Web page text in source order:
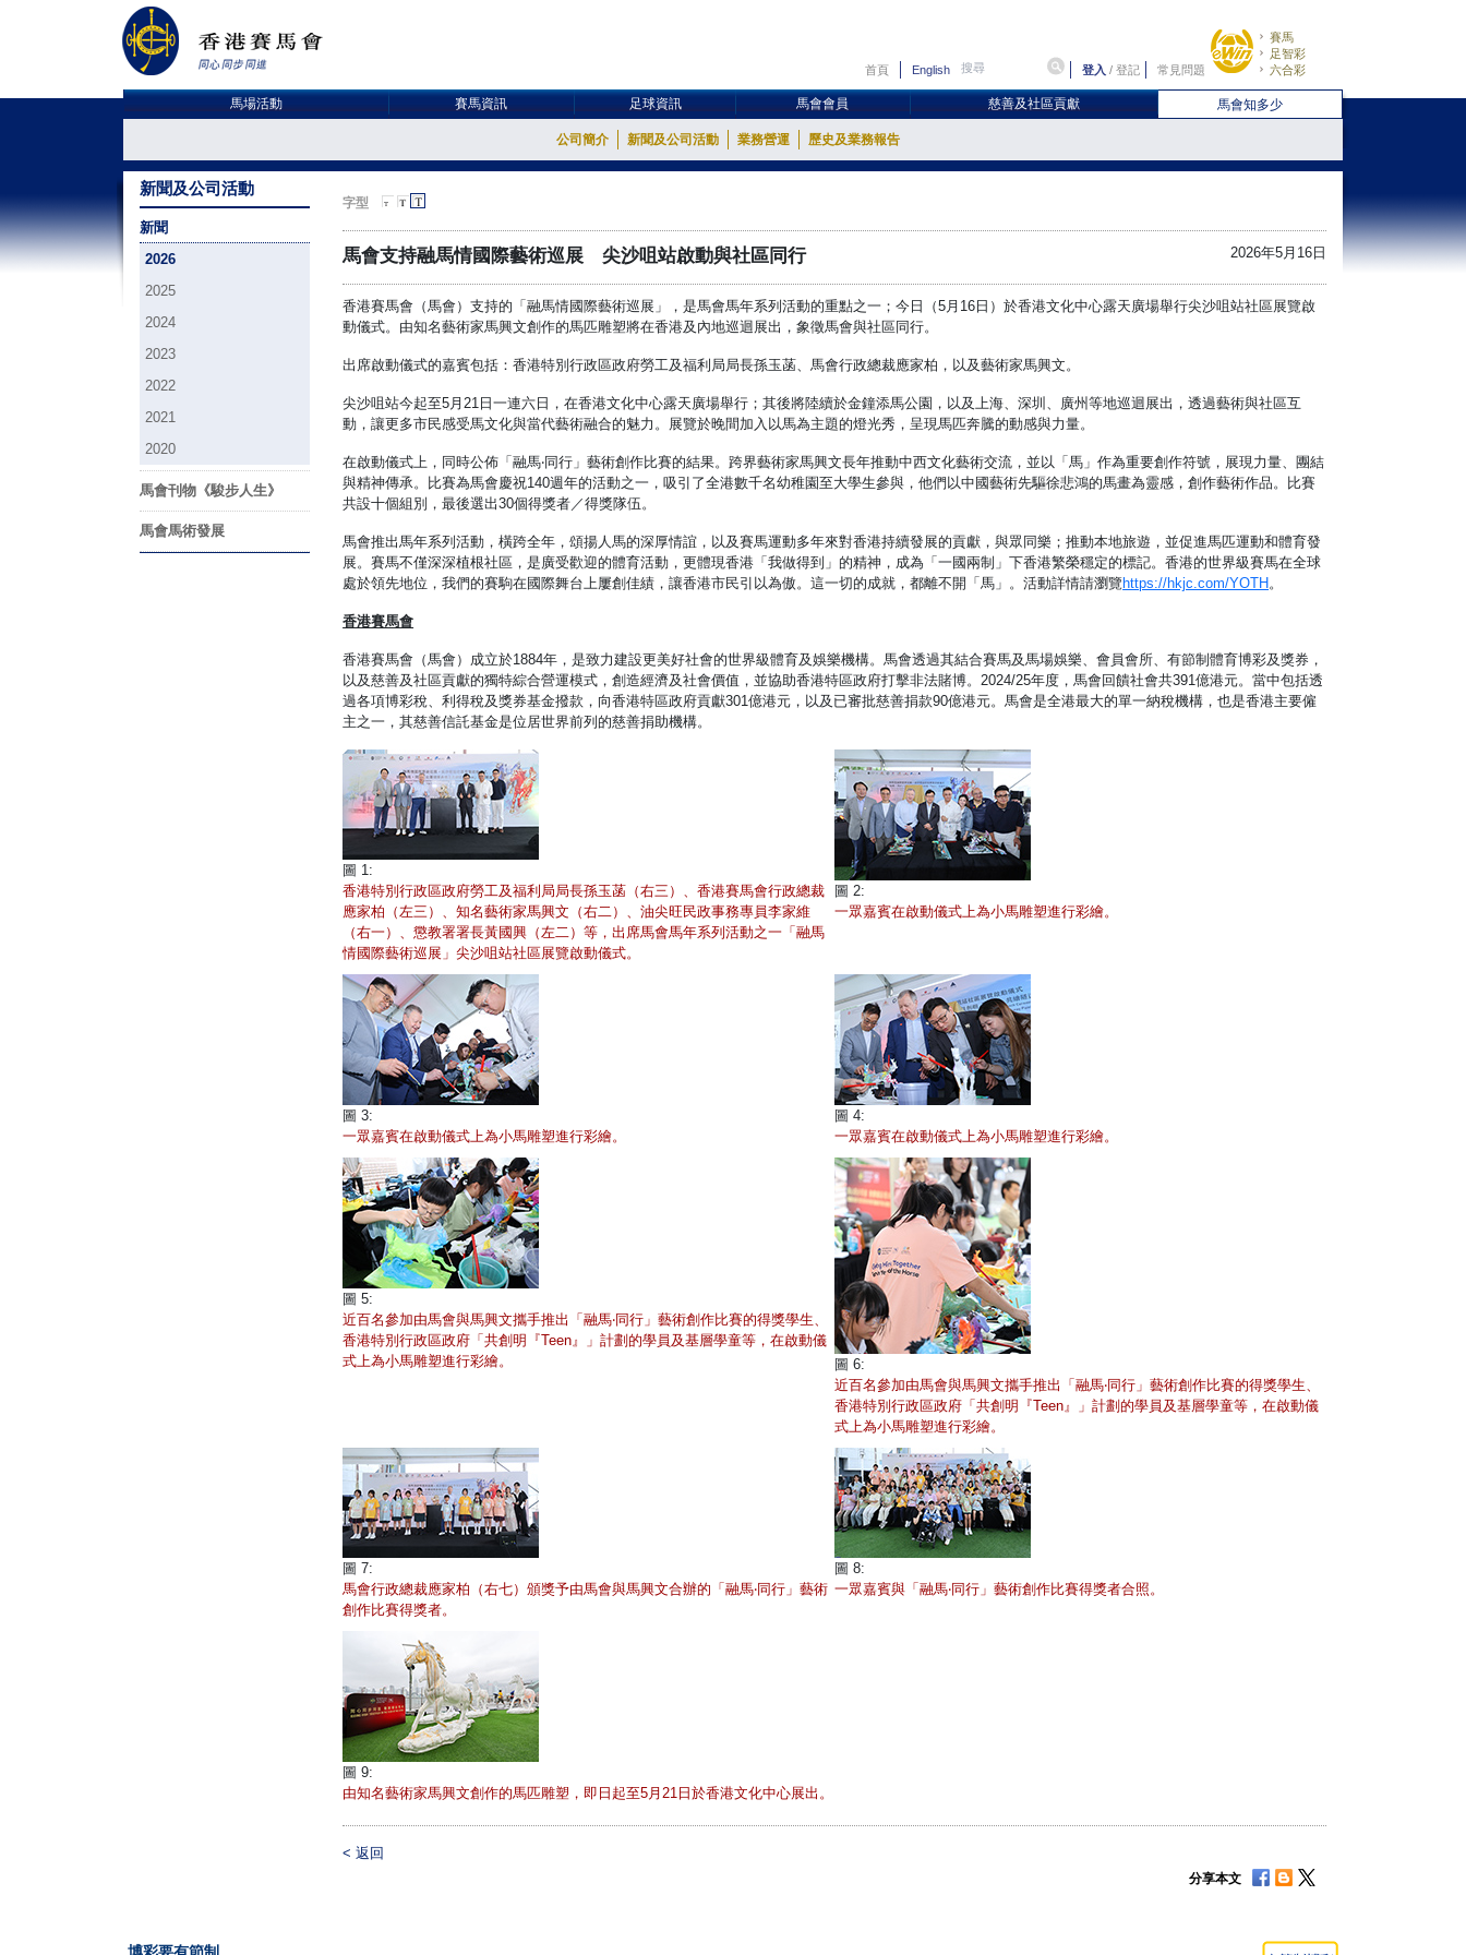
首頁 English 登入 / 登記 常見問題
賽馬
足智彩
六合彩
馬場活動 賽馬資訊 足球資訊 馬會會員 慈善及社區貢獻 馬會知多少
公司簡介 新聞及公司活動 業務營運 歷史及業務報告
新聞及公司活動
新聞
2026
2025
2024
2023
2022
2021
2020
馬會刊物《駿步人生》
馬會馬術發展
字型
馬會支持融馬情國際藝術巡展 尖沙咀站啟動與社區同行 2026年5月16日
香港賽馬會（馬會）支持的「融馬情國際藝術巡展」，是馬會馬年系列活動的重點之一；今日（5月16日）於香港文化中心露天廣場舉行尖沙咀站社區展覽啟
動儀式。由知名藝術家馬興文創作的馬匹雕塑將在香港及內地巡迴展出，象徵馬會與社區同行。
出席啟動儀式的嘉賓包括：香港特別行政區政府勞工及福利局局長孫玉菡、馬會行政總裁應家柏，以及藝術家馬興文。
尖沙咀站今起至5月21日一連六日，在香港文化中心露天廣場舉行；其後將陸續於金鐘添馬公園，以及上海、深圳、廣州等地巡迴展出，透過藝術與社區互
動，讓更多市民感受馬文化與當代藝術融合的魅力。展覽於晚間加入以馬為主題的燈光秀，呈現馬匹奔騰的動感與力量。
在啟動儀式上，同時公佈「融馬‧同行」藝術創作比賽的結果。跨界藝術家馬興文長年推動中西文化藝術交流，並以「馬」作為重要創作符號，展現力量、團結
與精神傳承。比賽為馬會慶祝140週年的活動之一，吸引了全港數千名幼稚園至大學生參與，他們以中國藝術先驅徐悲鴻的馬畫為靈感，創作藝術作品。比賽
共設十個組別，最後選出30個得獎者／得獎隊伍。
馬會推出馬年系列活動，橫跨全年，頌揚人馬的深厚情誼，以及賽馬運動多年來對香港持續發展的貢獻，與眾同樂；推動本地旅遊，並促進馬匹運動和體育發
展。賽馬不僅深深植根社區，是廣受歡迎的體育活動，更體現香港「我做得到」的精神，成為「一國兩制」下香港繁榮穩定的標記。香港的世界級賽馬在全球
處於領先地位，我們的賽駒在國際舞台上屢創佳績，讓香港市民引以為傲。這一切的成就，都離不開「馬」。活動詳情請瀏覽https://hkjc.com/YOTH。
香港賽馬會
香港賽馬會（馬會）成立於1884年，是致力建設更美好社會的世界級體育及娛樂機構。馬會透過其結合賽馬及馬場娛樂、會員會所、有節制體育博彩及獎券，
以及慈善及社區貢獻的獨特綜合營運模式，創造經濟及社會價值，並協助香港特區政府打擊非法賭博。2024/25年度，馬會回饋社會共391億港元。當中包括透
過各項博彩稅、利得稅及獎券基金撥款，向香港特區政府貢獻301億港元，以及已審批慈善捐款90億港元。馬會是全港最大的單一納稅機構，也是香港主要僱
主之一，其慈善信託基金是位居世界前列的慈善捐助機構。
圖 1:
香港特別行政區政府勞工及福利局局長孫玉菡（右三）、香港賽馬會行政總裁
應家柏（左三）、知名藝術家馬興文（右二）、油尖旺民政事務專員李家維
（右一）、懲教署署長黃國興（左二）等，出席馬會馬年系列活動之一「融馬
情國際藝術巡展」尖沙咀站社區展覽啟動儀式。
圖 2:
一眾嘉賓在啟動儀式上為小馬雕塑進行彩繪。
圖 3:
一眾嘉賓在啟動儀式上為小馬雕塑進行彩繪。
圖 4:
一眾嘉賓在啟動儀式上為小馬雕塑進行彩繪。
圖 5:
近百名參加由馬會與馬興文攜手推出「融馬‧同行」藝術創作比賽的得獎學生、
香港特別行政區政府「共創明『Teen』」計劃的學員及基層學童等，在啟動儀
式上為小馬雕塑進行彩繪。
圖 6:
近百名參加由馬會與馬興文攜手推出「融馬‧同行」藝術創作比賽的得獎學生、
香港特別行政區政府「共創明『Teen』」計劃的學員及基層學童等，在啟動儀
式上為小馬雕塑進行彩繪。
圖 7:
馬會行政總裁應家柏（右七）頒獎予由馬會與馬興文合辦的「融馬‧同行」藝術
創作比賽得獎者。
圖 8:
一眾嘉賓與「融馬‧同行」藝術創作比賽得獎者合照。
圖 9:
由知名藝術家馬興文創作的馬匹雕塑，即日起至5月21日於香港文化中心展出。
<返回
分享本文